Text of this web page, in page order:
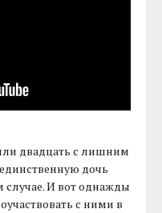
двадцать с лишним
дочь
И вот однажды
с ними в